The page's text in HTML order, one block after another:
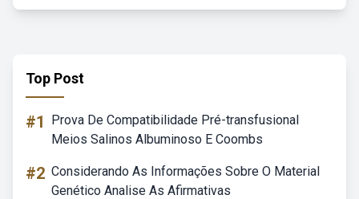
Top Post
#1
Prova De Compatibilidade Pré-transfusional
Meios Salinos Albuminoso E Coombs
#2 Considerando As Informações Sobre O Material
Genético Analise As Afirmativas